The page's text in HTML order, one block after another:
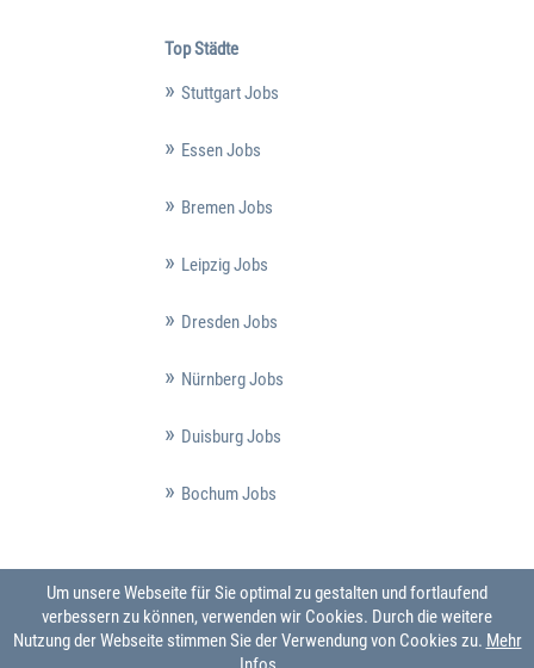
Top Städte
Stuttgart Jobs
Essen Jobs
Bremen Jobs
Leipzig Jobs
Dresden Jobs
Nürnberg Jobs
Duisburg Jobs
Bochum Jobs
Um unsere Webseite für Sie optimal zu gestalten und fortlaufend
verbessern zu können, verwenden wir Cookies. Durch die weitere
Nutzung der Webseite stimmen Sie der Verwendung von Cookies zu. Mehr